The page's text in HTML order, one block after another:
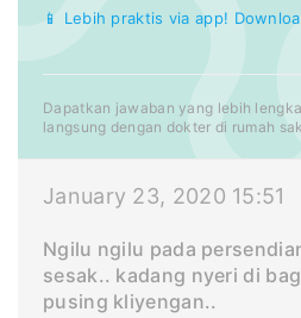
📱 Lebih praktis via app!
Dapatkan jawaban yang lebih
langsung dengan dokter di rumah
January 23, 2020 15:51
Ngilu ngilu pada
sesak.. kadang nyeri di
pusing kliyengan..